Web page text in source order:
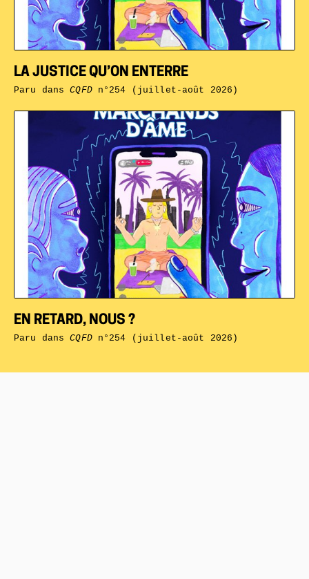
EN RETARD, NOUS ?
Paru dansCQFDn°254 (juillet-août 2026)
LA JUSTICE QU’ON ENTERRE
Paru dansCQFDn°254 (juillet-août 2026)